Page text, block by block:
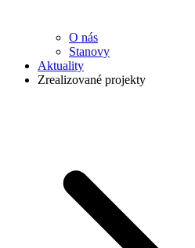
O nás
Stanovy
Aktuality
Zrealizované projekty